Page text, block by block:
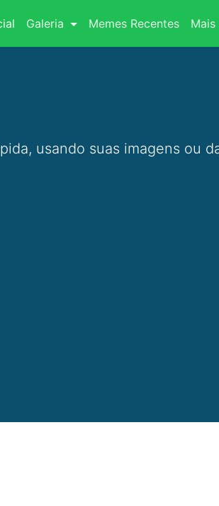
(current)
Galeria Memes Recentes
usando suas imagens ou